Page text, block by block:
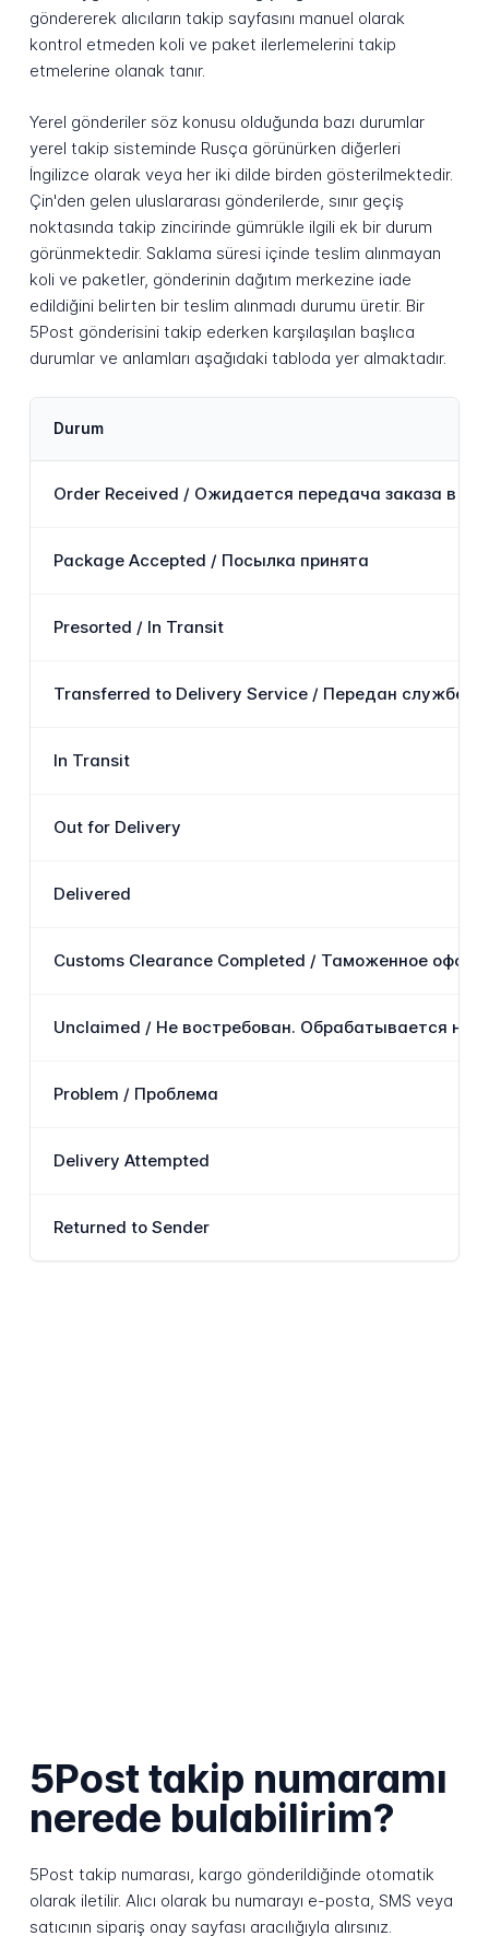
göndererek alıcıların takip sayfasını manuel olarak
kontrol etmeden koli ve paket ilerlemelerini takip
etmelerine olanak tanır.
Yerel gönderiler söz konusu olduğunda bazı durumlar
yerel takip sisteminde Rusça görünürken diğerleri
İngilizce olarak veya her iki dilde birden gösterilmektedir.
Çin'den gelen uluslararası gönderilerde, sınır geçiş
noktasında takip zincirinde gümrükle ilgili ek bir durum
görünmektedir. Saklama süresi içinde teslim alınmayan
koli ve paketler, gönderinin dağıtım merkezine iade
edildiğini belirten bir teslim alınmadı durumu üretir. Bir
5Post gönderisini takip ederken karşılaşılan başlıca
durumlar ve anlamları aşağıdaki tabloda yer almaktadır.
Durum
Order Received / Ожидается передача заказа в
Package Accepted / Посылка принята
Presorted / In Transit
Transferred to Delivery Service / Передан службе
In Transit
Out for Delivery
Delivered
Customs Clearance Completed / Таможенное
Unclaimed / Не востребован. Обрабатывается на
Problem / Проблема
Delivery Attempted
Returned to Sender
5Post takip numaramı
nerede bulabilirim?
5Post takip numarası, kargo gönderildiğinde otomatik
olarak iletilir. Alıcı olarak bu numarayı e-posta, SMS veya
satıcının sipariş onay sayfası aracılığıyla alırsınız.